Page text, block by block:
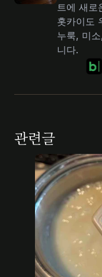
트에 새로
홋카이도
누룩, 미
니다.
관련글